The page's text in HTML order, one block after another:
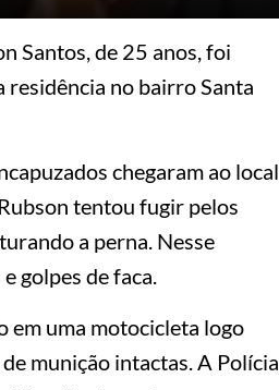
Santos, de 25 anos, foi
no bairro Santa
chegaram ao local
tentou fugir pelos
a perna. Nesse
golpes de faca.
em uma motocicleta logo
munição intactas. A Polícia